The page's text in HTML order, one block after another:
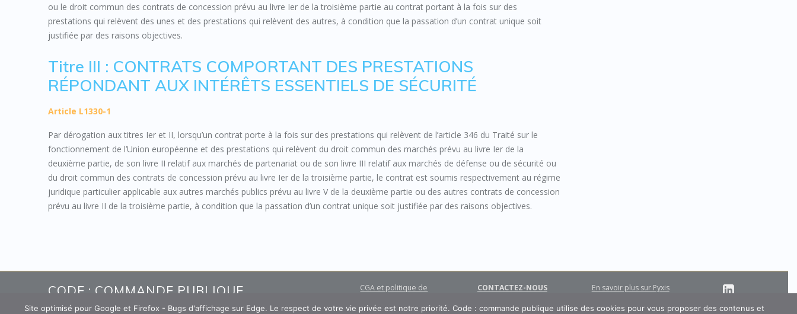
ou le droit commun des contrats de concession prévu au livre Ier de la troisième partie au contrat portant à la fois sur des
prestations qui relèvent des unes et des prestations qui relèvent des autres, à condition que la passation d’un contrat unique soit
justifiée par des raisons objectives.
Titre III : CONTRATS COMPORTANT DES PRESTATIONS
RÉPONDANT AUX INTÉRÊTS ESSENTIELS DE SÉCURITÉ
Article L1330-1
Par dérogation aux titres Ier et II, lorsqu’un contrat porte à la fois sur des prestations qui relèvent de l’article 346 du Traité sur le
fonctionnement de l’Union européenne et des prestations qui relèvent du droit commun des marchés prévu au livre Ier de la
deuxième partie, de son livre II relatif aux marchés de partenariat ou de son livre III relatif aux marchés de défense ou de sécurité ou
du droit commun des contrats de concession prévu au livre Ier de la troisième partie, le contrat est soumis respectivement au régime
juridique particulier applicable aux autres marchés publics prévu au livre V de la deuxième partie ou des autres contrats de concession
prévu au livre II de la troisième partie, à condition que la passation d’un contrat unique soit justifiée par des raisons objectives.
CODE : COMMANDE PUBLIQUE
Un site créé et édité par Pyxis Support, cabinet de conseil en achats et marchés
CGA et politique de
personnelles
CONTACTEZ-NOUS
En savoir plus sur Pyxis
En savoir plus sur MA-IA
Site optimisé pour Google et Firefox - Bugs d'affichage sur Edge. Le respect de votre vie privée est notre priorité. Code : commande publique utilise des cookies pour vous proposer des contenus et